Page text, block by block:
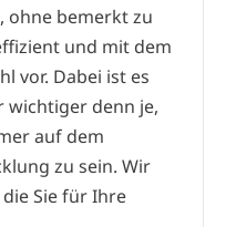
ohne bemerkt zu
und mit dem
vor. Dabei ist es
denn je,
auf dem
zu sein. Wir
Sie für Ihre